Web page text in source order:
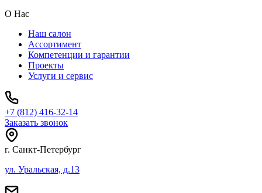
О Нас
Наш салон
Ассортимент
Компетенции и гарантии
Проекты
Услуги и сервис
+7 (812) 416-32-14
Заказать звонок
г. Санкт-Петербург
ул. Уральская, д.13